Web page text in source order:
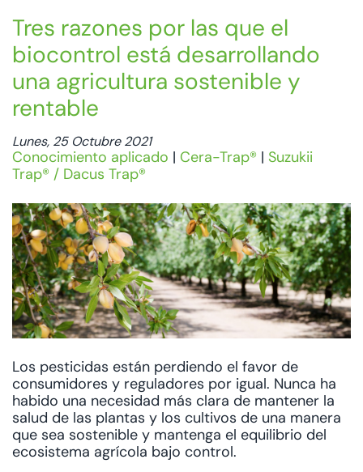
Tres razones por las que el
biocontrol está desarrollando
una agricultura sostenible y
rentable
Lunes, 25 Octubre 2021
Conocimiento aplicado | Cera-Trap® | Suzukii
Trap® / Dacus Trap®
Los pesticidas están perdiendo el favor de
consumidores y reguladores por igual. Nunca ha
habido una necesidad más clara de mantener la
salud de las plantas y los cultivos de una manera
que sea sostenible y mantenga el equilibrio del
ecosistema agrícola bajo control.